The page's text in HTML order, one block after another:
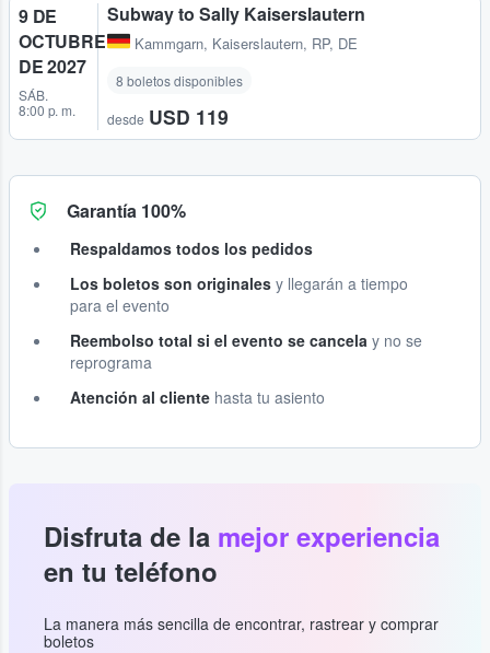
9 DE
OCTUBRE
DE 2027
SÁB.
8:00 p. m.
Subway to Sally Kaiserslautern
Kammgarn, Kaiserslautern, RP, DE
8 boletos disponibles
desde USD 119
Garantía 100%
Respaldamos todos los pedidos
Los boletos son originales y llegarán a tiempo
para el evento
Reembolso total si el evento se cancela y no se
reprograma
Atención al cliente hasta tu asiento
Disfruta de la mejor experiencia
en tu teléfono
La manera más sencilla de encontrar, rastrear y comprar
boletos